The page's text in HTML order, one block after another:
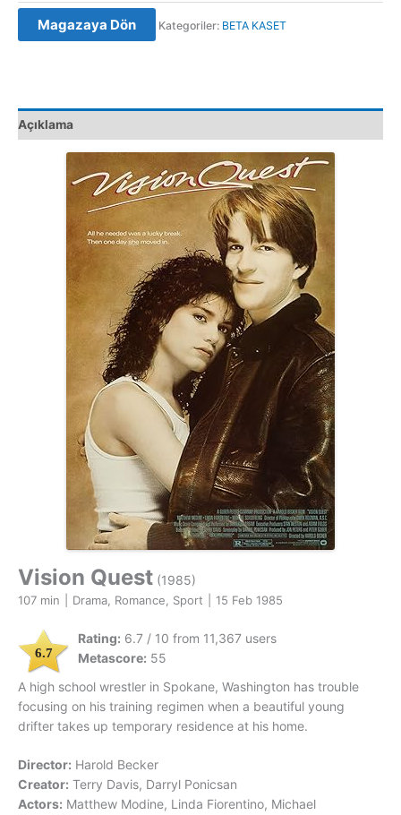
Magazaya Dön Kategoriler: BETA KASET
Açıklama
Vision Quest (1985)
107 min Drama, Romance, Sport 15 Feb 1985
6.7
Rating: 6.7 / 10 from 11,367 users
Metascore: 55
A high school wrestler in Spokane, Washington has trouble
focusing on his training regimen when a beautiful young
drifter takes up temporary residence at his home.
Director: Harold Becker
Creator: Terry Davis, Darryl Ponicsan
Actors: Matthew Modine, Linda Fiorentino, Michael